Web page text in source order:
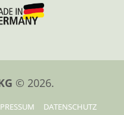
© 2026.
DATENSCHUTZ